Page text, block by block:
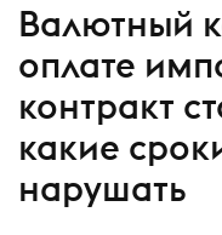
Валютный
оплате
контракт
какие
нарушать